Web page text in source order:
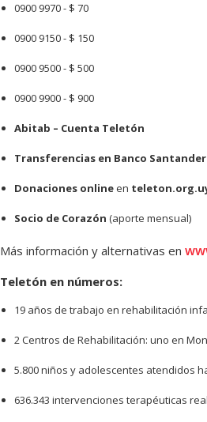
0900 9970 - $ 70
0900 9150 - $ 150
0900 9500 - $ 500
0900 9900 - $ 900
Abitab – Cuenta Teletón
Transferencias en Banco Santander
Donaciones onlineen
Socio de Corazón (aporte mensual)
Más información y alternativas en
Teletón en números:
19 años de trabajo en rehabilitación
2 Centros de Rehabilitación: uno en
5.800 niños y adolescentes atendidos
636.343 intervenciones terapéuticas